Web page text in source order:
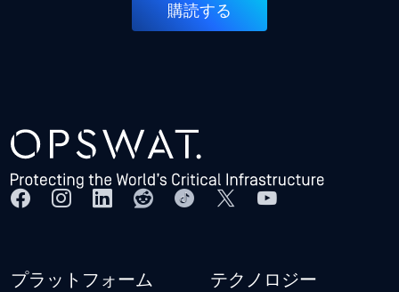
購読する
プラットフォーム テクノロジー